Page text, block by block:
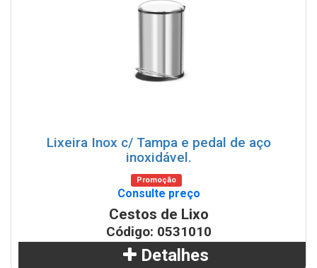
WhatsApp
Lixeira Inox c/ Tampa e pedal de aço
inoxidável.
Promoção
Consulte preço
Cestos de Lixo
Código: 0531010
Detalhes